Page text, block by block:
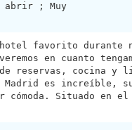
abrir ; Muy
favorito durante
en cuanto
reservas, cocina y
es increíble, su
Situado en el